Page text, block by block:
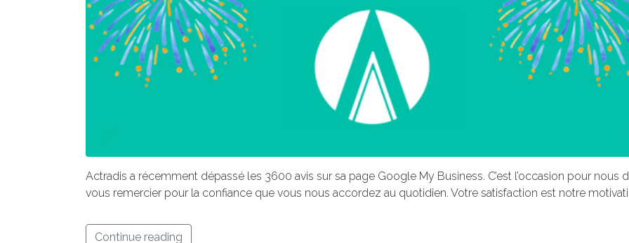
Actradis a récemment dépassé les 3600 avis sur sa page Google My Business. C’est l’occasion pour nous
vous remercier pour la confiance que vous nous accordez au quotidien. Votre satisfaction est notre
Continue reading